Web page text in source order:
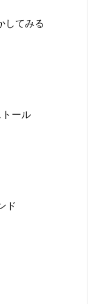
してみる
ール
ド